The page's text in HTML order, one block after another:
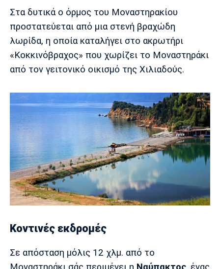
Στα δυτικά ο όρμος του Μοναστηρακίου
προστατεύεται από μια στενή βραχώδη
λωρίδα, η οποία καταλήγει στο ακρωτήρι
«Κοκκινόβραχος» που χωρίζει το Μοναστηράκι
από τον γειτονικό οικισμό της Χιλιαδούς.
Κοντινές εκδρομές
Σε απόσταση μόλις 12 χλμ. από το